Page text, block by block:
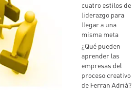
cuatro estilos de
liderazgo para
llegar a una
misma meta
¿Qué pueden
aprender las
empresas del
proceso creativo
de Ferran Adrià?